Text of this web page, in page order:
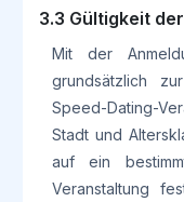
3.3 Gültigkeit
Mit der
grundsätzlich
Speed-Dating-
Stadt und
auf ein
Veranstaltung